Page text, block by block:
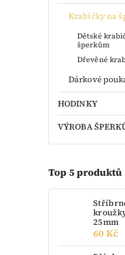
Krabičky na
Dětské
šperkům
Dřevěné
Dárkové
HODINKY
VÝROBA
Top 5 produktů
25mm
60 Kč